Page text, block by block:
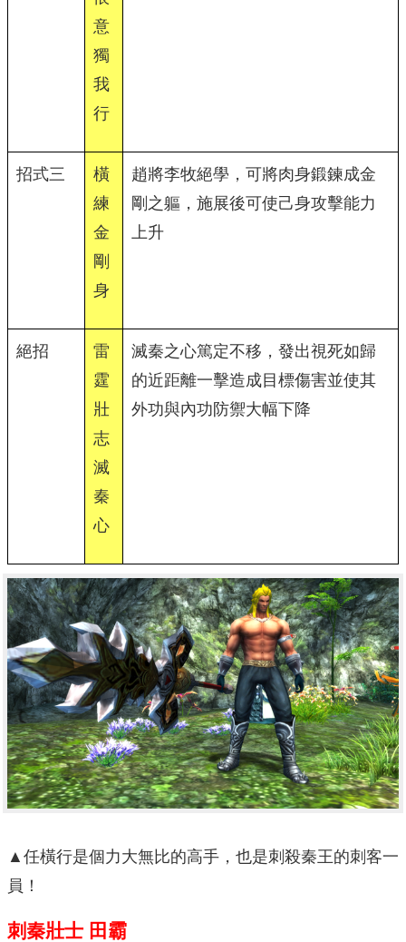
意
獨
我
行
招式三
橫
練
金
剛
身
趙將李牧絕學，可將肉身鍛鍊成金
剛之軀，施展後可使己身攻擊能力
上升
絕招
雷
霆
壯
志
滅
秦
心
滅秦之心篤定不移，發出視死如歸
的近距離一擊造成目標傷害並使其
外功與內功防禦大幅下降
▲任橫行是個力大無比的高手，也是刺殺秦王的刺客一
員！
刺秦壯士 田霸